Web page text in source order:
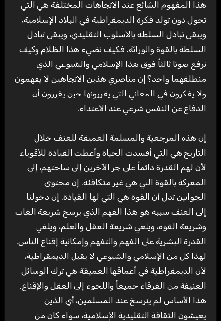
هذا المفهوم الشائع عند الاتجاهات المختلفة هي التي
تحول دون تولد فكرة الديمقراطية في البلاد الإسلامية،
ويبقى تبادل السلطة بالأسلوب التقليدي، ويبقى تبادل
السلطة بالقوة والوراثة. فكيف نضيء هذا الظلام وكيف
نرفع صوتا ثالثاً فوق هذا الإسلامي والشيوعي الذي
منطلقهما واحد؟ إن مناصري هذين الاتجاهين لا يفهمون
ولا يفكرون في المعاني التي يقررونها حين يقررون أن
الدفاع عن النفس شرعي عند الاعتداء.
إن هذه المرجعية والمسلمة العميقة للعنف خلال
التاريخ هي التي أفسدت الحياة وأعطت القيادة للأقوياء
لأن لهم القدرة دائماً على جر الآخرين إلى ساحتهم، إلى
المعركة بالقوة التي هي غير متكافئة. إن محتوى
الجوابين تدل أن القوة هي التي لها القيادة. إن دخولنا
إلى العنف سببه هو هذا الفهم الذي يرسخ شريعة الغاب
وشريعة القوة، ويلغي شريعة العقل والعلم، ويلغي
القدرة البشرية على الفهم والتفهم وإمكانية إقناع الناس.
لهذا كل من الإسلامي والشيوعي لا يقبل الديمقراطية،
لأن الديمقراطية في أعماقها العميقة هي ترك الوسائل
العنيفة من الفرقاء جميعاً واللجوء إلى العقل والإقناع.
هذا الأساس لم يترسخ عند المسلمين، أي الذين
يعيشون الثقافة التقليدية الإسلامية، سواء كان من